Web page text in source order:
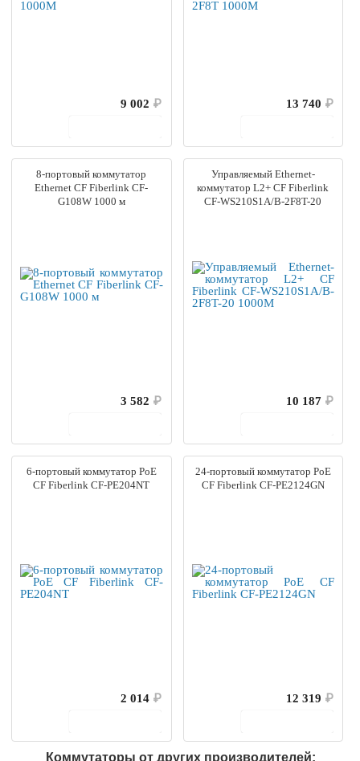
9 002 ₽
13 740 ₽
8-портовый коммутатор
Ethernet CF Fiberlink CF-
G108W 1000 м
3 582 ₽
Управляемый Ethernet-
коммутатор L2+ CF Fiberlink
CF-WS210S1A/B-2F8T-20
10 187 ₽
6-портовый коммутатор PoE
CF Fiberlink CF-PE204NT
2 014 ₽
24-портовый коммутатор PoE
CF Fiberlink CF-PE2124GN
12 319 ₽
Коммутаторы от других производителей: